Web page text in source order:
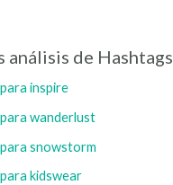
análisis de Hashtags
inspire
wanderlust
snowstorm
kidswear